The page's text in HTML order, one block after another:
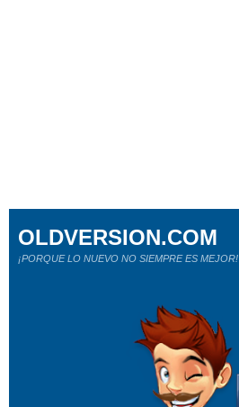
OLDVERSION.COM
¡PORQUE LO NUEVO NO SIEMPRE ES MEJOR!